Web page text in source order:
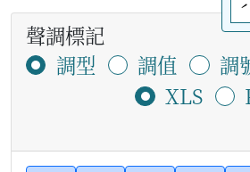
ˊ
聲調標記
調型
調值
調
XLS